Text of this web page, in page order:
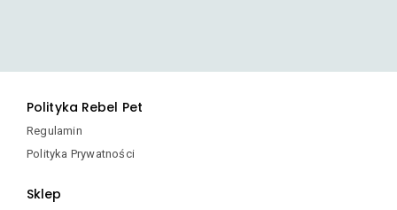
Polityka Rebel Pet
Regulamin
Polityka Prywatności
Sklep